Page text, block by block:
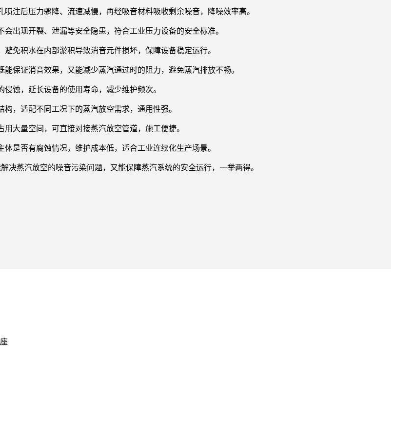
注后压力骤降、流速减慢，再经吸音材料吸收剩余噪音，降噪效率高。
出现开裂、泄漏等安全隐患，符合工业压力设备的安全标准。
免积水在内部淤积导致消音元件损坏，保障设备稳定运行。
保证消音效果，又能减少蒸汽通过时的阻力，避免蒸汽排放不畅。
蚀，延长设备的使用寿命，减少维护频次。
，适配不同工况下的蒸汽放空需求，通用性强。
大量空间，可直接对接蒸汽放空管道，施工便捷。
是否有腐蚀情况，维护成本低，适合工业连续化生产场景。
蒸汽放空的噪音污染问题，又能保障蒸汽系统的安全运行，一举两得。